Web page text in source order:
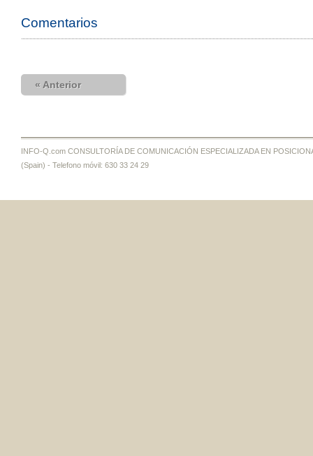
Comentarios
« Anterior
INFO-Q.com CONSULTORÍA DE COMUNICACIÓN ESPECIALIZADA EN
(Spain) - Telefono móvil: 630 33 24 29